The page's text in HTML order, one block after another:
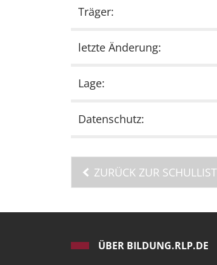
Träger:
letzte Änderung:
Lage:
Datenschutz:
ZURÜCK ZUR
ÜBER BILDUNG.RLP.DE